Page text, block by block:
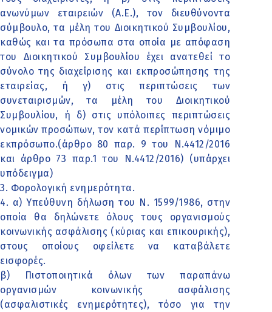
ανωνύμων εταιρειών (Α.Ε.), τον διευθύνοντα
σύμβουλο, τα μέλη του Διοικητικού Συμβουλίου,
καθώς και τα πρόσωπα στα οποία με απόφαση
του Διοικητικού Συμβουλίου έχει ανατεθεί το
σύνολο της διαχείρισης και εκπροσώπησης της
εταιρείας, ή γ) στις περιπτώσεις των
συνεταιρισμών, τα μέλη του Διοικητικού
Συμβουλίου, ή δ) στις υπόλοιπες περιπτώσεις
νομικών προσώπων, τον κατά περίπτωση νόμιμο
εκπρόσωπο.(άρθρο 80 παρ. 9 του Ν.4412/2016
και άρθρο 73 παρ.1 του Ν.4412/2016) (υπάρχει
υπόδειγμα)
3. Φορολογική ενημερότητα.
4. α) Υπεύθυνη δήλωση του Ν. 1599/1986, στην
οποία θα δηλώνετε όλους τους οργανισμούς
κοινωνικής ασφάλισης (κύριας και επικουρικής),
στους οποίους οφείλετε να καταβάλετε
εισφορές.
β) Πιστοποιητικά όλων των παραπάνω
οργανισμών κοινωνικής ασφάλισης
(ασφαλιστικές ενημερότητες), τόσο για την